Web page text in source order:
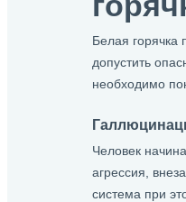
Белая горячка
допустить
необходимо
Человек
агрессия,
система при